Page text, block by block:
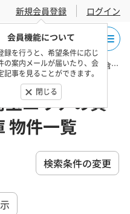
新規会員登録
会員機能について
録を行うと、希望条件に応じ
の案内メールが届いたり、会
記事を見ることができます。
閉じる
ログイン
ア 秩父郡東秩父村の貸し倉庫・賃貸倉庫 物件一覧
エリアの貸
物件一覧
検索条件の変更